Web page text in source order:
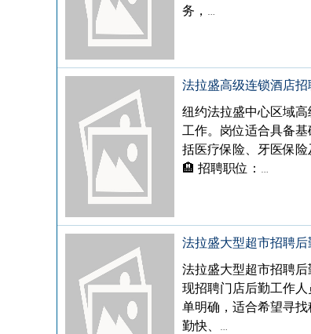
务，…
法拉盛高级连锁酒店
纽约法拉盛中心区域
工作。岗位适合具备
括医疗保险、牙医保
🏨 招聘职位：…
法拉盛大型超市招聘
法拉盛大型超市招聘
现招聘门店后勤工作
单明确，适合希望寻
勤快、…